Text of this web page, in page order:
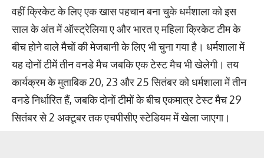
वहीं क्रिकेट के लिए एक खास पहचान बना चुके धर्मशाला को इस
साल के अंत में ऑस्ट्रेलिया ए और भारत ए महिला क्रिकेट टीम के
बीच होने वाले मैचों की मेजबानी के लिए भी चुना गया है। धर्मशाला में
यह दोनों टीमें तीन वनडे मैच जबकि एक टेस्ट मैच भी खेलेगी। तय
कार्यक्रम के मुताबिक 20, 23 और 25 सितंबर को धर्मशाला में तीन
वनडे निर्धारित हैं, जबकि दोनों टीमों के बीच एकमात्र टेस्ट मैच 29
सितंबर से 2 अक्टूबर तक एचपीसीए स्टेडियम में खेला जाएगा।